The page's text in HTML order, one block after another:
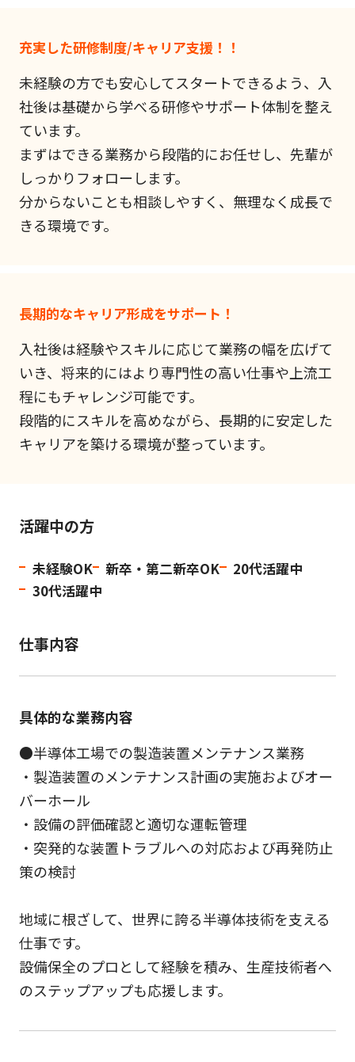
充実した研修制度/キャリア支援！！
未経験の方でも安心してスタートできるよう、入
社後は基礎から学べる研修やサポート体制を整え
ています。
まずはできる業務から段階的にお任せし、先輩が
しっかりフォローします。
分からないことも相談しやすく、無理なく成長で
きる環境です。
長期的なキャリア形成をサポート！
入社後は経験やスキルに応じて業務の幅を広げて
いき、将来的にはより専門性の高い仕事や上流工
程にもチャレンジ可能です。
段階的にスキルを高めながら、長期的に安定した
キャリアを築ける環境が整っています。
活躍中の方
未経験OK 新卒・第二新卒OK
20代活躍中
30代活躍中
仕事内容
具体的な業務内容
●半導体工場での製造装置メンテナンス業務
・製造装置のメンテナンス計画の実施およびオー
バーホール
・設備の評価確認と適切な運転管理
・突発的な装置トラブルへの対応および再発防止
策の検討
地域に根ざして、世界に誇る半導体技術を支える
仕事です。
設備保全のプロとして経験を積み、生産技術者へ
のステップアップも応援します。